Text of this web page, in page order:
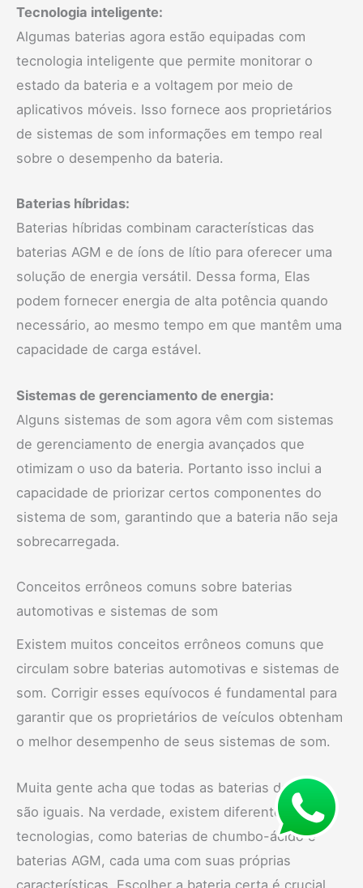
Tecnologia inteligente:
Algumas baterias agora estão equipadas com
tecnologia inteligente que permite monitorar o
estado da bateria e a voltagem por meio de
aplicativos móveis. Isso fornece aos proprietários
de sistemas de som informações em tempo real
sobre o desempenho da bateria.
Baterias híbridas:
Baterias híbridas combinam características das
baterias AGM e de íons de lítio para oferecer uma
solução de energia versátil. Dessa forma, Elas
podem fornecer energia de alta potência quando
necessário, ao mesmo tempo em que mantêm uma
capacidade de carga estável.
Sistemas de gerenciamento de energia:
Alguns sistemas de som agora vêm com sistemas
de gerenciamento de energia avançados que
otimizam o uso da bateria. Portanto isso inclui a
capacidade de priorizar certos componentes do
sistema de som, garantindo que a bateria não seja
sobrecarregada.
Conceitos errôneos comuns sobre baterias
automotivas e sistemas de som
Existem muitos conceitos errôneos comuns que
circulam sobre baterias automotivas e sistemas de
som. Corrigir esses equívocos é fundamental para
garantir que os proprietários de veículos obtenham
o melhor desempenho de seus sistemas de som.
Muita gente acha que todas as baterias de carro
são iguais. Na verdade, existem diferentes
tecnologias, como baterias de chumbo-ácido e
baterias AGM, cada uma com suas próprias
características. Escolher a bateria certa é crucial